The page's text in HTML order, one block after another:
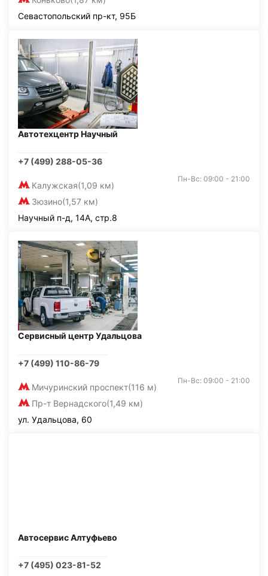
Севастопольский пр-кт, 95Б
Автотехцентр Научный
+7 (499) 288-05-36
Калужская(1,09 км)
Зюзино(1,57 км)
Пн-Вс: 09:00 - 21:00
Научный п-д, 14А, стр.8
Сервисный центр Удальцова
+7 (499) 110-86-79
Мичуринский проспект(116 м)
Пр-т Вернадского(1,49 км)
Пн-Вс: 09:00 - 21:00
ул. Удальцова, 60
Автосервис Алтуфьево
+7 (495) 023-81-52